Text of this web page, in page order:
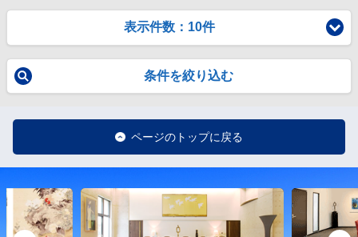
表示件数：10件
条件を絞り込む
ページのトップに戻る